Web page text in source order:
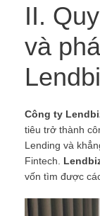
II.
và
Công ty
tiêu trở thành
Lending và
Fintech.
vốn tìm được